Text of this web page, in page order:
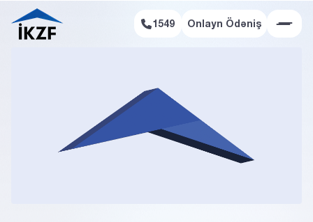
Onlayn Ödəniş 1549 Onlayn Ödəniş